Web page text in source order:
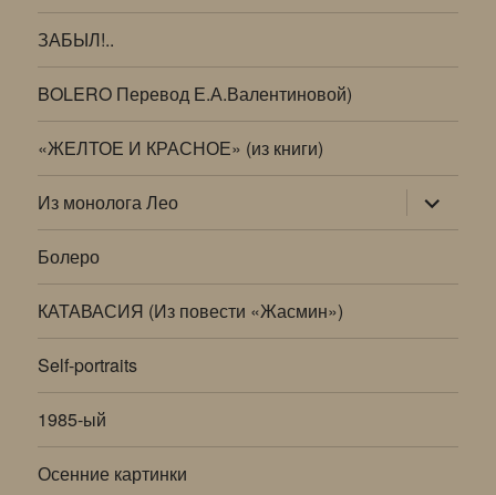
ЗАБЫЛ!..
BOLERO Перевод Е.А.Валентиновой)
«ЖЕЛТОЕ И КРАСНОЕ» (из книги)
Из монолога Лео раскрыть
дочернее
меню
Болеро
КАТАВАСИЯ (Из повести «Жасмин»)
Self-portraits
1985-ый
Осенние картинки